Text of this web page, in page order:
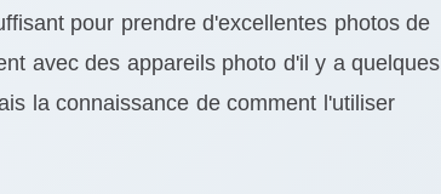
pour prendre d'excellentes photos de
avec des appareils photo d'il y a quelques
la connaissance de comment l'utiliser